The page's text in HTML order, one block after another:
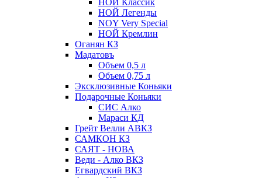
НОЙ Классик
НОЙ Легенды
NOY Very Speсial
НОЙ Кремлин
Оганян КЗ
Мадатовъ
Объем 0,5 л
Объем 0,75 л
Эксклюзивные Коньяки
Подарочные Коньяки
СИС Алко
Мараси КД
Грейт Велли АВКЗ
САМКОН КЗ
САЯТ - НОВА
Веди - Алко ВКЗ
Егвардский ВКЗ